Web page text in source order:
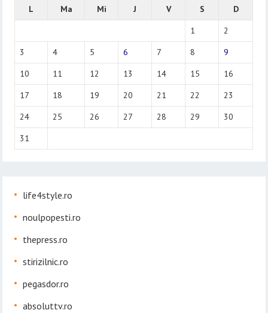
L
Ma Mi J V S
D
1
2
3
4 5 6 7 8
9
10
11 12 13 14 15
16
17
18 19 20 21 22
23
24
25 26 27 28 29
30
31
life4style.ro
noulpopesti.ro
thepress.ro
stirizilnic.ro
pegasdor.ro
absoluttv.ro